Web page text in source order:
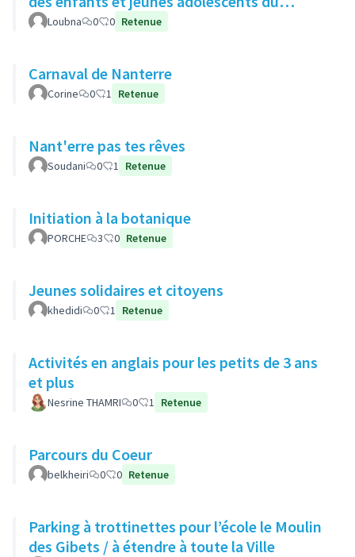
quartier
Loubna 0 0 Retenue
Carnaval de Nanterre
Corine 0 1 Retenue
Nant'erre pas tes rêves
Soudani 0 1 Retenue
Initiation à la botanique
PORCHE 3 0 Retenue
Jeunes solidaires et citoyens
khedidi 0 1 Retenue
Activités en anglais pour les petits de 3 ans
et plus
Nesrine THAMRI 0 1 Retenue
Parcours du Coeur
belkheiri 0 0 Retenue
Parking à trottinettes pour l’école le Moulin
des Gibets / à étendre à toute la Ville